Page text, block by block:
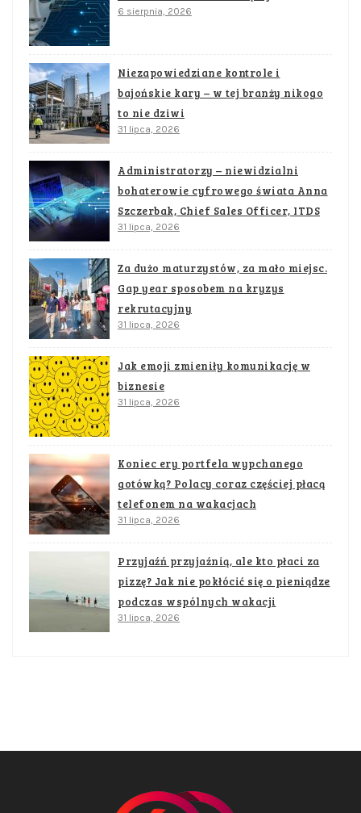
6 sierpnia, 2026
Niezapowiedziane kontrole i
bajońskie kary – w tej branży nikogo
to nie dziwi
31 lipca, 2026
Administratorzy – niewidzialni
bohaterowie cyfrowego świata Anna
Szczerbak, Chief Sales Officer, ITDS
31 lipca, 2026
Za dużo maturzystów, za mało miejsc.
Gap year sposobem na kryzys
rekrutacyjny
31 lipca, 2026
Jak emoji zmieniły komunikację w
biznesie
31 lipca, 2026
Koniec ery portfela wypchanego
gotówką? Polacy coraz częściej płacą
telefonem na wakacjach
31 lipca, 2026
Przyjaźń przyjaźnią, ale kto płaci za
pizzę? Jak nie pokłócić się o pieniądze
podczas wspólnych wakacji
31 lipca, 2026